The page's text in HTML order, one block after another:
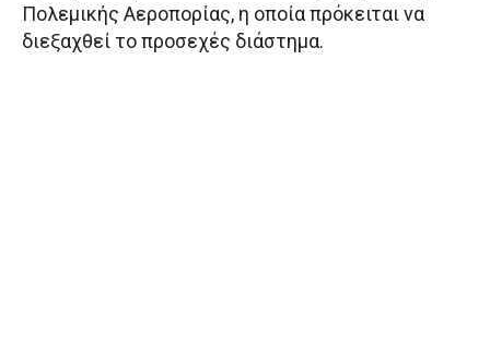
Πολεμικής Αεροπορίας, η οποία πρόκειται να
διεξαχθεί το προσεχές διάστημα.